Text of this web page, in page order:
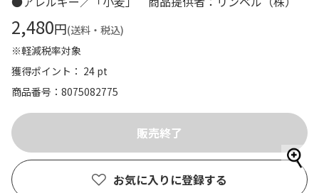
2,480円(送料・税込)
※軽減税率対象
獲得ポイント： 24 pt
商品番号
8075082775
お気に入りに登録する